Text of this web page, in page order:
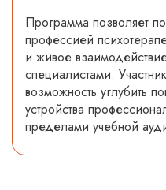
Программа позволяет
профессией
и живое
специалистами.
возможность углубить
устройства
пределами учебной